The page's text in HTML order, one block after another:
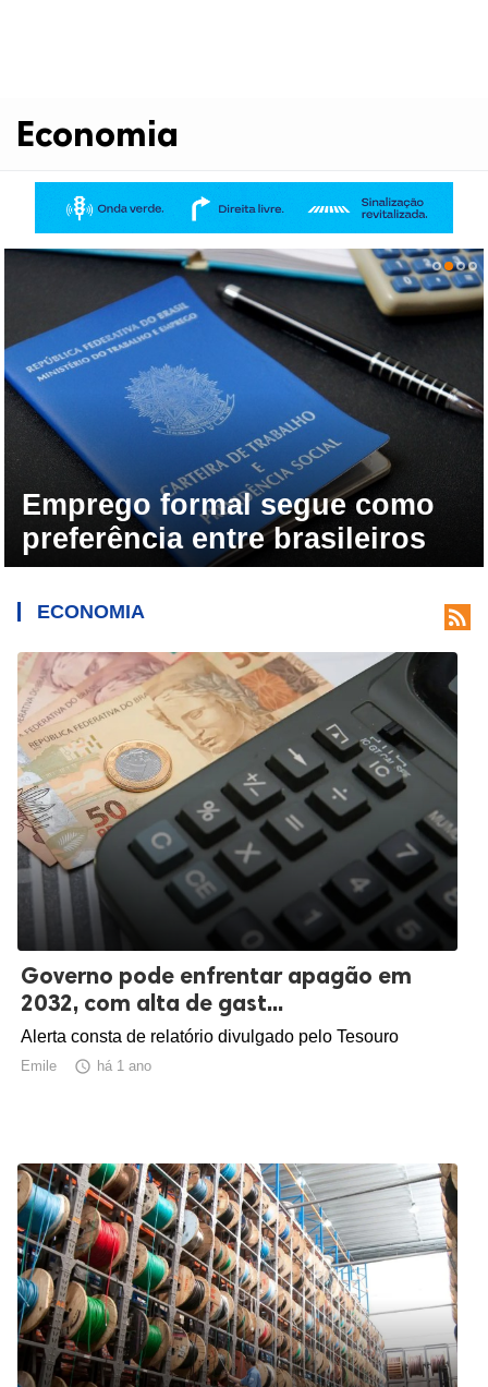
Economia
Emprego formal segue como
preferência entre brasileiros
ECONOMIA 
Governo pode enfrentar apagão em
2032, com alta de gast...
Alerta consta de relatório divulgado pelo Tesouro
Emile  há 1 ano